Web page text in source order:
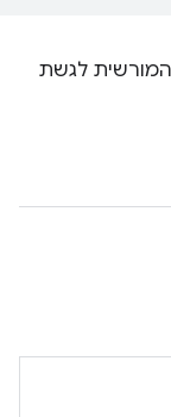
לגשת